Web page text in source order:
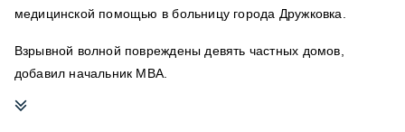
медицинской помощью в больницу города Дружковка.
Взрывной волной повреждены девять частных домов,
добавил начальник МВА.